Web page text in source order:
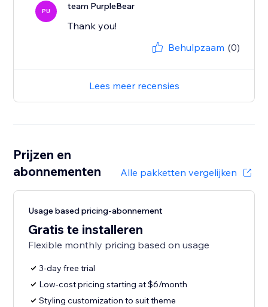
PU team PurpleBear
Thank you!
Behulpzaam (0)
Lees meer recensies
Prijzen en
abonnementen
Alle pakketten vergelijken
Usage based pricing-abonnement
Gratis te installeren
Flexible monthly pricing based on usage
3-day free trial
Low-cost pricing starting at $6/month
Styling customization to suit theme